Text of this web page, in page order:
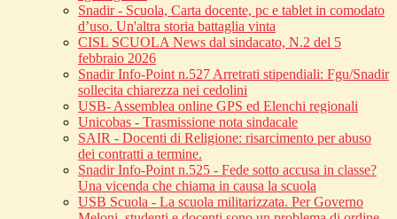
Snadir - Scuola, Carta docente, pc e tablet in comodato
d’uso. Un'altra storia battaglia vinta
CISL SCUOLA News dal sindacato, N.2 del 5
febbraio 2026
Snadir Info-Point n.527 Arretrati stipendiali: Fgu/Snadir
sollecita chiarezza nei cedolini
USB- Assemblea online GPS ed Elenchi regionali
Unicobas - Trasmissione nota sindacale
SAIR - Docenti di Religione: risarcimento per abuso
dei contratti a termine.
Snadir Info-Point n.525 - Fede sotto accusa in classe?
Una vicenda che chiama in causa la scuola
USB Scuola - La scuola militarizzata. Per Governo